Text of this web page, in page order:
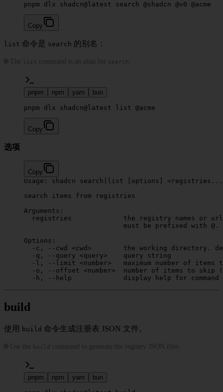
pnpm dlx shadcn@latest search @shadcn @v0 @acme
Copy
list 命令是 search 的别名：
🌐 The list command is an alias for search
pnpm npm yarn bun
pnpm dlx shadcn@latest list @acme
Copy
选项
Copy
Usage:
shadcn search list [options] < registries...
search items from registries
Arguments:
  registries
             the
registry names or
                         must
be prefixed with @.
Options:
  -c,
--cwd <cwd >
        the
working directory.
  -q,
--query <query>
    query
string
  -l,
--limit <numbe r>
   maximum
number of items
  -o,
--offset <numbe r>
  number
of items to skip
  -h,
--help
             display
help for command
build
使用 build 命令生成注册表 JSON 文件。
🌐 Use the build command to generate the registry JSON files.
pnpm npm yarn bun